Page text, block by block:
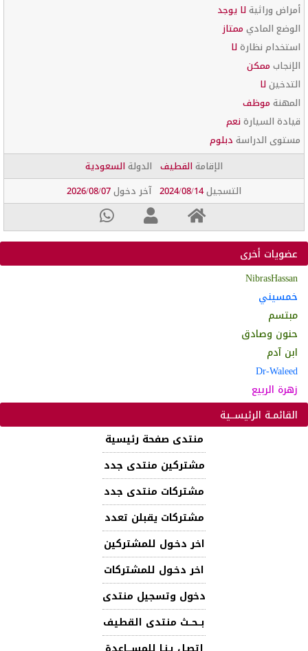
أمراض وراثيةلا يوجد
الوضع المادي ممتاز
استخدام نظارةلا
الإنجاب ممكن
التدخينلا
المهنة موظف
قيادة السيارةنعم
مستوى الدراسة دبلوم
الإقامةالقطيف الدولةالسعودية
التسجيل2024/08/14 آخر دخول2026/08/07
عضويات أخرى
NibrasHassan
خمسيني
مبتسم
حنون وصادق
ابن آدم
Dr-Waleed
زهرة الربيع
القائمـة الرئيســية
منتدى صفحة رئيسية
مشتركين منتدى جدد
مشتركات منتدى جدد
مشتركات يقبلن تعدد
اخر دخـول للمشتركين
اخر دخـول للمشتركات
دخول وتسجيل منتدى
بــحــث منتدى القطيف